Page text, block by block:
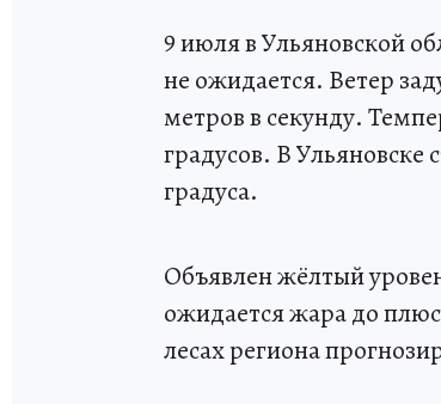
9 июля в Ульяновской
не ожидается. Ветер
метров в секунду.
градусов. В
градуса.
Объявлен жёлтый
ожидается жара до
лесах региона